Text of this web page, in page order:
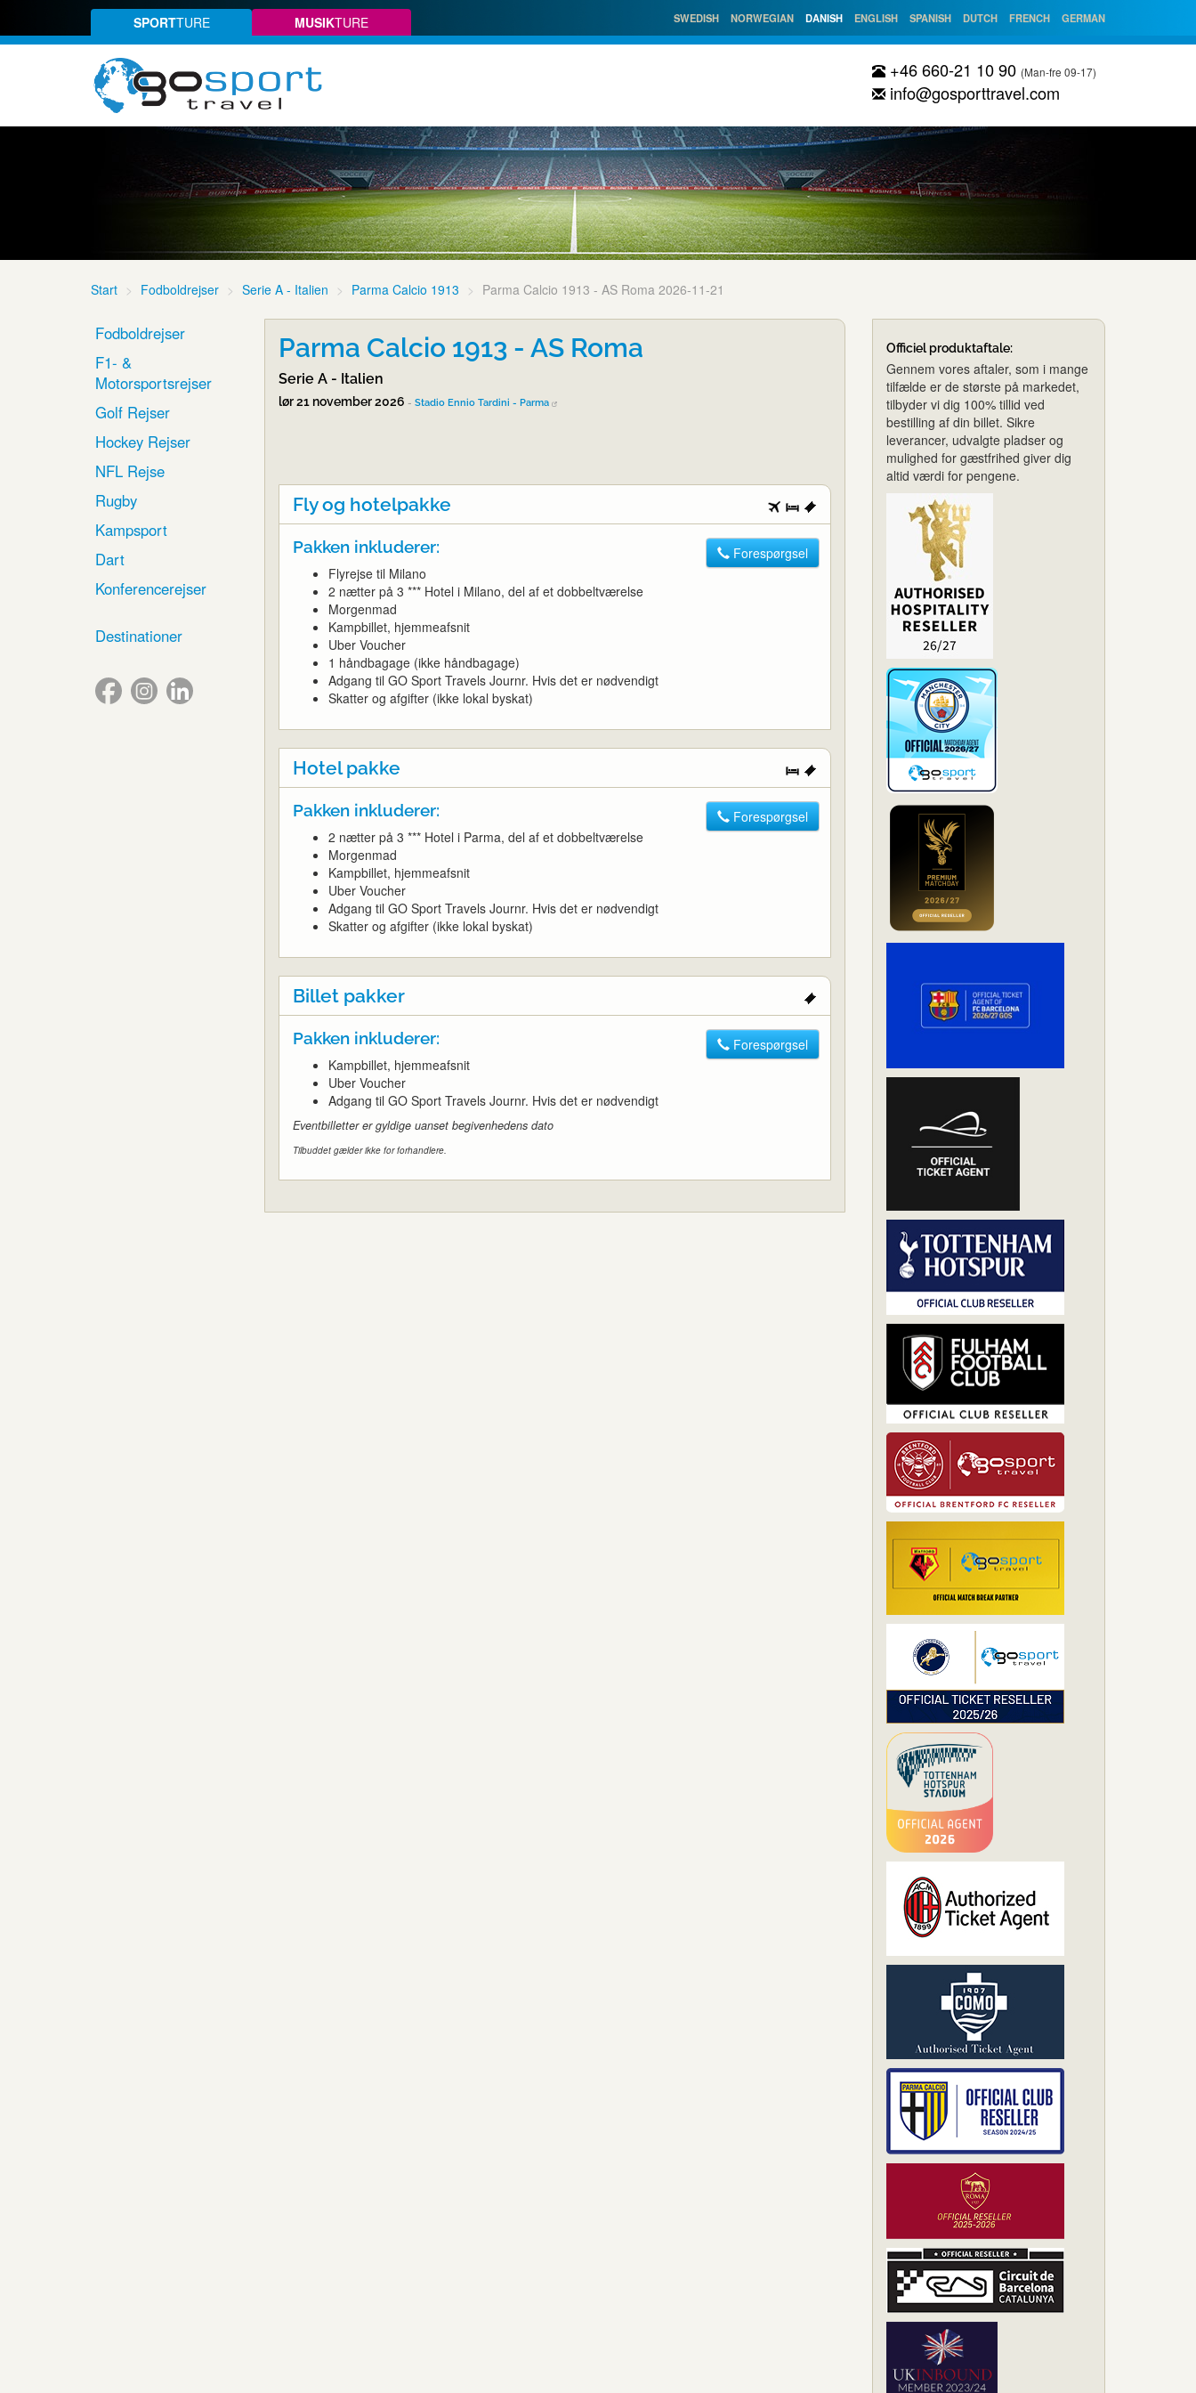
SPORTTURE MUSIKTURE SWEDISH NORWEGIAN DANISH ENGLISH SPANISH DUTCH FRENCH GERMAN
+46 660-21 10 90 (Man-fre 09-17)
info@gosporttravel.com
Start Fodboldrejser Serie A - Italien Parma Calcio 1913 Parma Calcio 1913 - AS Roma 2026-11-21
Fodboldrejser
F1- &
Motorsportsrejser
Golf Rejser
Hockey Rejser
NFL Rejse
Rugby
Kampsport
Dart
Konferencerejser
Destinationer
Parma Calcio 1913 - AS Roma
Serie A - Italien
lør 21 november 2026 - Stadio Ennio Tardini - Parma
Fly og hotelpakke
Pakken inkluderer:
Flyrejse til Milano
2 nætter på 3 *** Hotel i Milano, del af et dobbeltværelse
Morgenmad
Kampbillet, hjemmeafsnit
Uber Voucher
1 håndbagage (ikke håndbagage)
Adgang til GO Sport Travels Journr. Hvis det er nødvendigt
Skatter og afgifter (ikke lokal byskat)
Forespørgsel
Hotel pakke
Pakken inkluderer:
2 nætter på 3 *** Hotel i Parma, del af et dobbeltværelse
Morgenmad
Kampbillet, hjemmeafsnit
Uber Voucher
Adgang til GO Sport Travels Journr. Hvis det er nødvendigt
Skatter og afgifter (ikke lokal byskat)
Forespørgsel
Billet pakker
Pakken inkluderer:
Kampbillet, hjemmeafsnit
Uber Voucher
Adgang til GO Sport Travels Journr. Hvis det er nødvendigt
Eventbilletter er gyldige uanset begivenhedens dato
Tilbuddet gælder ikke for forhandlere.
Forespørgsel
Officiel produktaftale:
Gennem vores aftaler, som i mange
tilfælde er de største på markedet,
tilbyder vi dig 100% tillid ved
bestilling af din billet. Sikre
leverancer, udvalgte pladser og
mulighed for gæstfrihed giver dig
altid værdi for pengene.